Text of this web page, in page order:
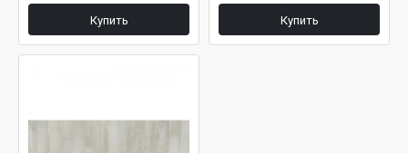
Купить Купить